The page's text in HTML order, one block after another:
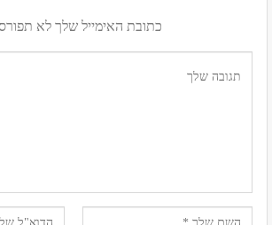
כתובת האימייל שלך לא